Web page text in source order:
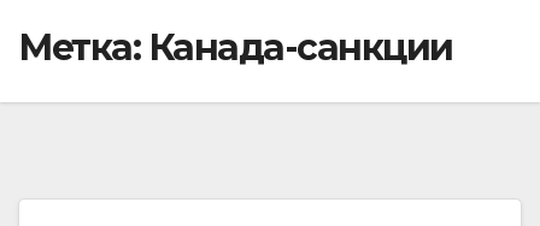
Метка: Канада-санкции